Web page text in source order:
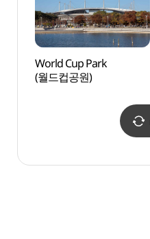
World Cup Park
(월드컵공원)